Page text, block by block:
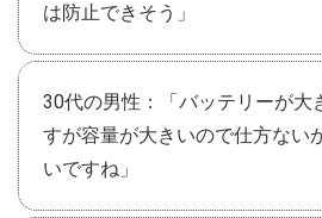
は防止できそう」
30代の男性：「バッテリーが大
すが容量が大きいので仕方ない
いですね」